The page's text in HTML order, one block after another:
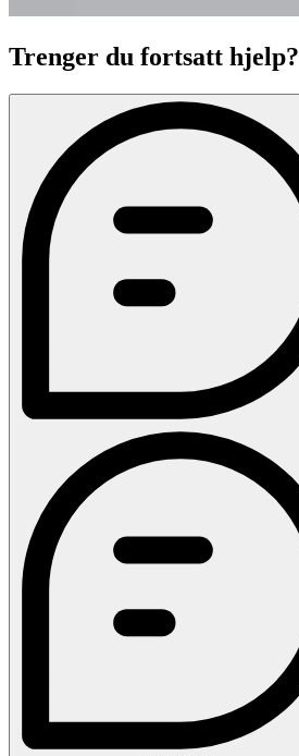
Trenger du fortsatt hjelp?